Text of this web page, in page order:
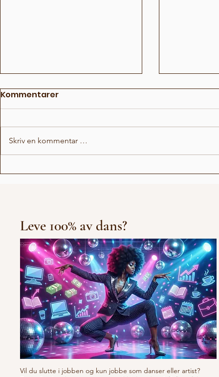
Michael
Kommentarer
Skriv en kommentar …
Leve 100% av dans?
Vil du slutte i jobben og kun jobbe som danser eller artist?